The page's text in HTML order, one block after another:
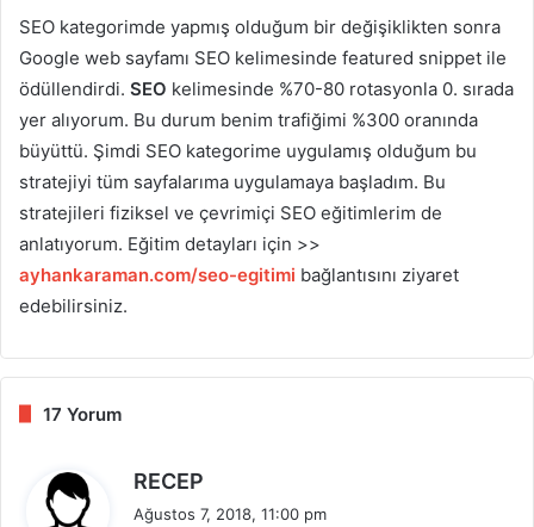
SEO kategorimde yapmış olduğum bir değişiklikten sonra
Google web sayfamı SEO kelimesinde featured snippet ile
ödüllendirdi. SEO kelimesinde %70-80 rotasyonla 0. sırada
yer alıyorum. Bu durum benim trafiğimi %300 oranında
büyüttü. Şimdi SEO kategorime uygulamış olduğum bu
stratejiyi tüm sayfalarıma uygulamaya başladım. Bu
stratejileri fiziksel ve çevrimiçi SEO eğitimlerim de
anlatıyorum. Eğitim detayları için >>
ayhankaraman.com/seo-egitimi bağlantısını ziyaret
edebilirsiniz.
17 Yorum
RECEP
Ağustos 7, 2018, 11:00 pm